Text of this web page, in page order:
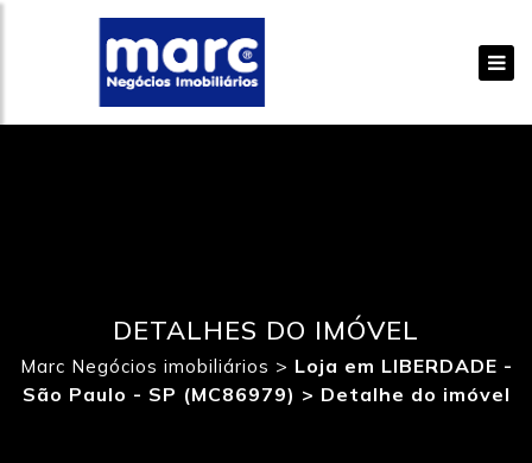
DETALHES DO IMÓVEL
Marc Negócios imobiliários > Loja em LIBERDADE -
São Paulo - SP (MC86979) > Detalhe do imóvel